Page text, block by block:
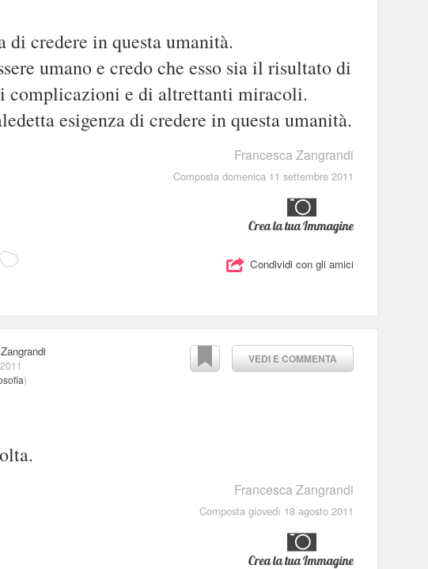
di credere in questa umanità.
umano e credo che esso sia il risultato di
complicazioni e di altrettanti miracoli.
esigenza di credere in questa umanità.
Francesca Zangrandi
Composta domenica 11 settembre 2011
Crea la tua Immagine
Condividi con gli amici
VEDI E COMMENTA
)
Francesca Zangrandi
Composta giovedì 18 agosto 2011
Crea la tua Immagine